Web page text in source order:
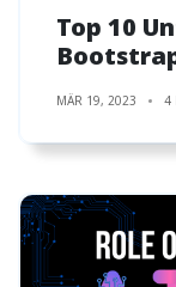
Top 10
MÄR 19, 2023 4